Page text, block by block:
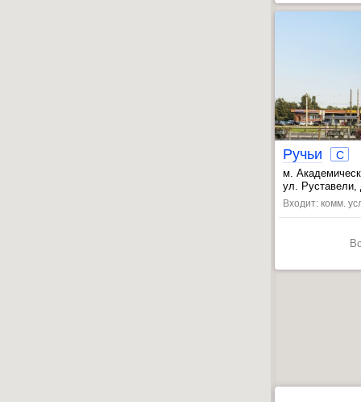
Ручьи C
м.
,
, Мужества
ул. Руставели,
Входит: комм.